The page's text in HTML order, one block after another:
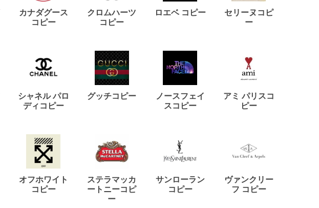
カナダグース
コピー
クロムハーツ
コピー
ロエベ コピー
セリーヌコピ
ー
シャネル パロ
ディコピー
グッチコピー
ノースフェイ
スコピー
アミ パリスコ
ピー
オフホワイト
コピー
ステラマッカ
ートニーコピ
ー
サンローラン
コピー
ヴァンクリー
フ コピー